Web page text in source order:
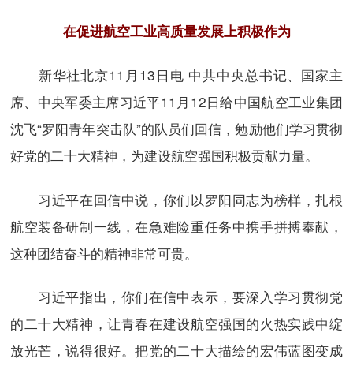
在促进航空工业高质量发展上积极作为
新华社北京11月13日电 中共中央总书记、国家主
席、中央军委主席习近平11月12日给中国航空工业集团
沈飞“罗阳青年突击队”的队员们回信，勉励他们学习贯彻
好党的二十大精神，为建设航空强国积极贡献力量。
习近平在回信中说，你们以罗阳同志为榜样，扎根
航空装备研制一线，在急难险重任务中携手拼搏奉献，
这种团结奋斗的精神非常可贵。
习近平指出，你们在信中表示，要深入学习贯彻党
的二十大精神，让青春在建设航空强国的火热实践中绽
放光芒，说得很好。把党的二十大描绘的宏伟蓝图变成